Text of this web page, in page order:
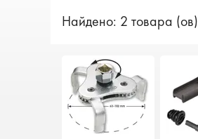
Найдено: 2 товара (ов)